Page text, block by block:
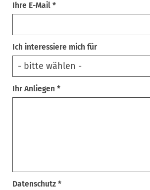
Ihre E-Mail *
Ich interessiere mich für
Ihr Anliegen *
Datenschutz *